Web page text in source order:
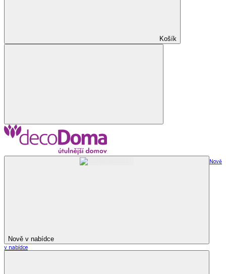
Košík
Nově v nabídce
Nově
v nabídce